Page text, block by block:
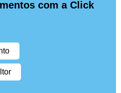
com a Click